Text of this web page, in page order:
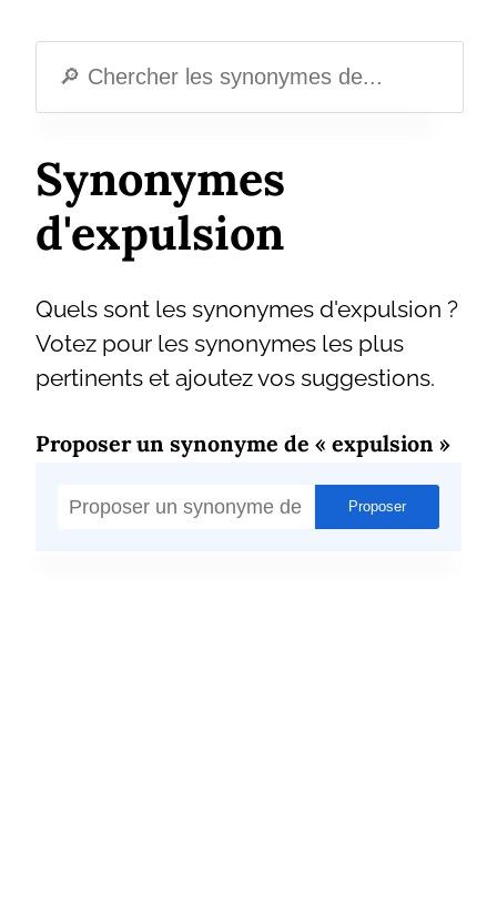
Synonymes
d'expulsion
Quels sont les synonymes d'expulsion ?
Votez pour les synonymes les plus
pertinents et ajoutez vos suggestions.
Proposer un synonyme de « expulsion »